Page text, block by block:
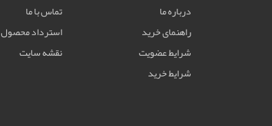
درباره ما
راهنمای خرید
شرایط عضویت
شرایط خرید
تماس با ما
استرداد محصول
نقشه سایت